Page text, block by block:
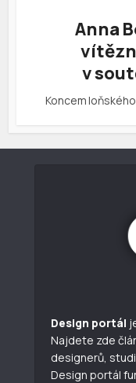
Anna
v
Koncem
Design portál
Najdete zde
designerů,
Design portál